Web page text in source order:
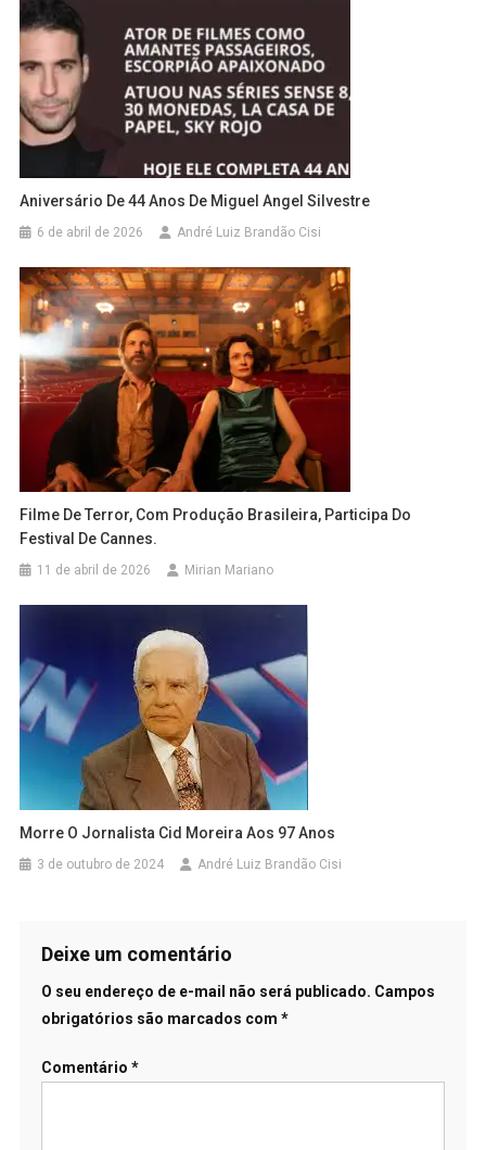
Aniversário De 44 Anos De Miguel Angel Silvestre
6 de abril de 2026 André Luiz Brandão Cisi
Filme De Terror, Com Produção Brasileira, Participa Do
Festival De Cannes.
11 de abril de 2026 Mirian Mariano
Morre O Jornalista Cid Moreira Aos 97 Anos
3 de outubro de 2024 André Luiz Brandão Cisi
Deixe um comentário
O seu endereço de e-mail não será publicado. Campos
obrigatórios são marcados com *
Comentário *